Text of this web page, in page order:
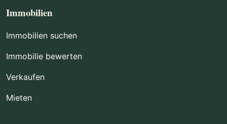
Immobilien
Immobilien suchen
Immobilie bewerten
Verkaufen
Mieten